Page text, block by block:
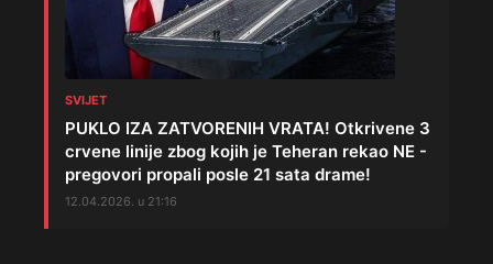
SVIJET
PUKLO IZA ZATVORENIH VRATA! Otkrivene 3
crvene linije zbog kojih je Teheran rekao NE -
pregovori propali posle 21 sata drame!
12.04.2026. u 21:16